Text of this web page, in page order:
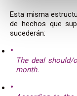
Esta misma
de hechos que
sucederán:
The deal
month.